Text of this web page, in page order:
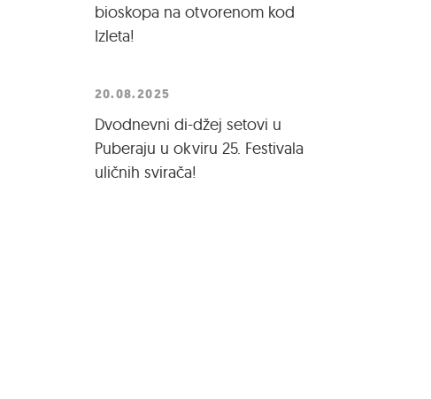
bioskopa na otvorenom kod
Izleta!
20.08.2025
Dvodnevni di-džej setovi u
Puberaju u okviru 25. Festivala
uličnih svirača!